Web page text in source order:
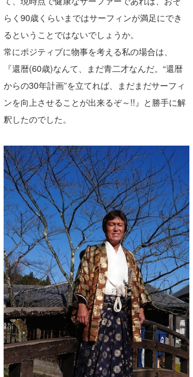
らく90歳くらいまではサーフィンが満足にでき
るということではないでしょうか。
常にポジティブに物事を考える私の場合は、
『還暦(60歳)なんて、まだ青二才なんだ。“還暦
からの30年計画”を立てれば、まだまだサーフィ
ンを向上させることが出来るぞ～!!』と勝手に解
釈したのでした。